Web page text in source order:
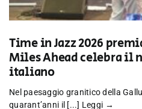
Time in Jazz 2026
Miles Ahead celebra il
italiano
Nel paesaggio granitico della
quarant’anni il [...] Leggi →